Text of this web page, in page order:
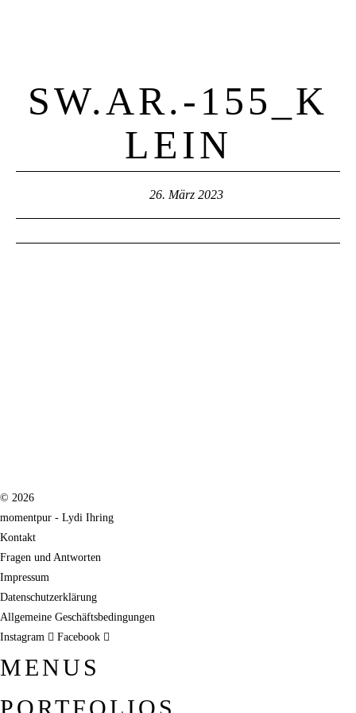
SW.AR.-155_K
LEIN
26. März 2023
© 2026
momentpur - Lydi Ihring
Kontakt
Fragen und Antworten
Impressum
Datenschutzerklärung
Allgemeine Geschäftsbedingungen
Instagram
Facebook
MENUS
PORTFOLIOS